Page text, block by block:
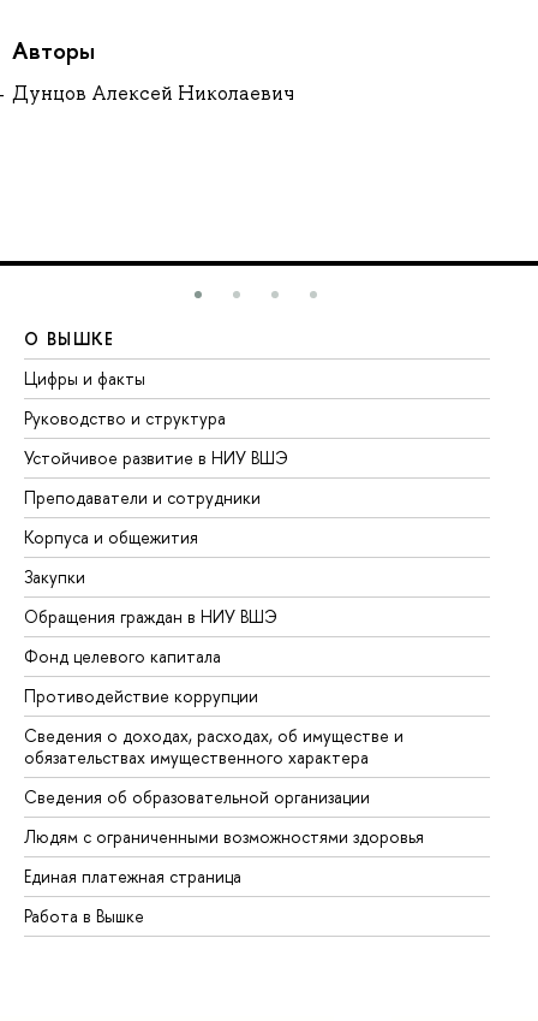
Авторы
Дунцов Алексей Николаевич
О ВЫШКЕ
Цифры и факты
Руководство и структура
Устойчивое развитие в НИУ ВШЭ
Преподаватели и сотрудники
Корпуса и общежития
Закупки
Обращения граждан в НИУ ВШЭ
Фонд целевого капитала
Противодействие коррупции
Сведения о доходах, расходах, об имуществе и
обязательствах имущественного характера
Сведения об образовательной организации
Людям с ограниченными возможностями здоровья
Единая платежная страница
Работа в Вышке